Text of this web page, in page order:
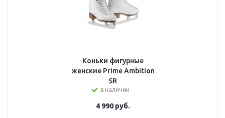
Коньки фигурные
женские Prime Ambition
SR
в наличии
4 990руб.